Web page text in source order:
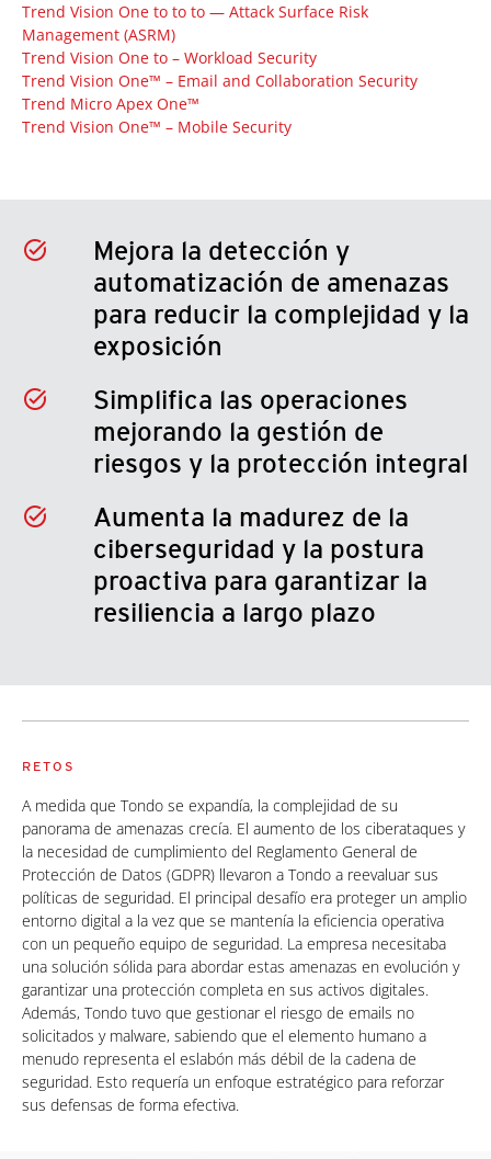
Trend Vision One to to to — Attack Surface Risk
Management (ASRM)
Trend Vision One to – Workload Security
Trend Vision One™ – Email and Collaboration Security
Trend Micro Apex One™
Trend Vision One™ – Mobile Security
Mejora la detección y
automatización de amenazas
para reducir la complejidad y la
exposición
Simplifica las operaciones
mejorando la gestión de
riesgos y la protección integral
Aumenta la madurez de la
ciberseguridad y la postura
proactiva para garantizar la
resiliencia a largo plazo
RETOS
A medida que Tondo se expandía, la complejidad de su
panorama de amenazas crecía. El aumento de los ciberataques y
la necesidad de cumplimiento del Reglamento General de
Protección de Datos (GDPR) llevaron a Tondo a reevaluar sus
políticas de seguridad. El principal desafío era proteger un amplio
entorno digital a la vez que se mantenía la eficiencia operativa
con un pequeño equipo de seguridad. La empresa necesitaba
una solución sólida para abordar estas amenazas en evolución y
garantizar una protección completa en sus activos digitales.
Además, Tondo tuvo que gestionar el riesgo de emails no
solicitados y malware, sabiendo que el elemento humano a
menudo representa el eslabón más débil de la cadena de
seguridad. Esto requería un enfoque estratégico para reforzar
sus defensas de forma efectiva.